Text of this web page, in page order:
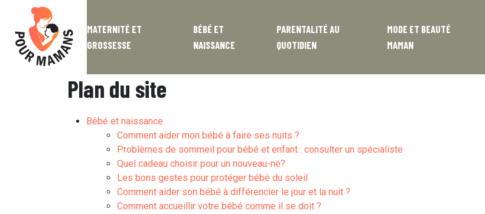
MATERNITÉ ET
GROSSESSE
BÉBÉ ET
NAISSANCE
PARENTALITÉ AU
QUOTIDIEN
MODE ET BEAUTÉ
MAMAN
Plan du site
Bébé et naissance
Comment aider mon bébé à faire ses nuits ?
Problèmes de sommeil pour bébé et enfant : consulter un spécialiste
Quel cadeau choisir pour un nouveau-né?
Les bons gestes pour protéger bébé du soleil
Comment aider son bébé à différencier le jour et la nuit ?
Comment accueillir votre bébé comme il se doit ?